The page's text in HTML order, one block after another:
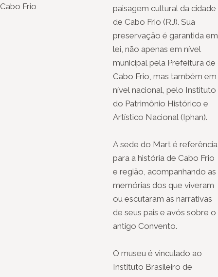
Cabo Frio
paisagem cultural da cidade
de Cabo Frio (RJ). Sua
preservação é garantida em
lei, não apenas em nível
municipal pela Prefeitura de
Cabo Frio, mas também em
nível nacional, pelo Instituto
do Patrimônio Histórico e
Artístico Nacional (Iphan).
A sede do Mart é referência
para a história de Cabo Frio
e região, acompanhando as
memórias dos que viveram
ou escutaram as narrativas
de seus pais e avós sobre o
antigo Convento.
O museu é vinculado ao
Instituto Brasileiro de